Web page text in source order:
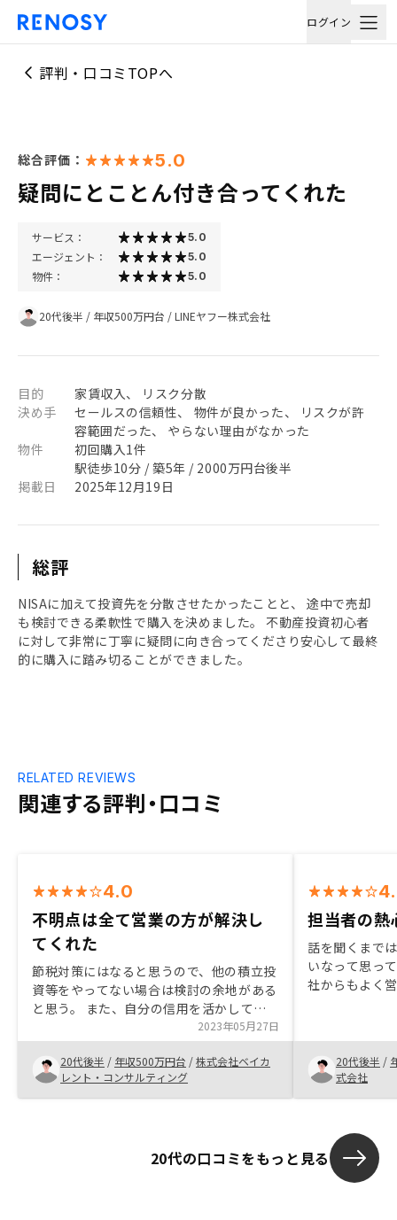
ログイン
評判・口コミTOPへ
総合評価： 5.0
疑問にとことん付き合ってくれた
サービス： 5.0
エージェント： 5.0
物件： 5.0
20代後半 / 年収500万円台 /LINEヤフー株式会社
目的
家賃収入、 リスク分散
決め手
セールスの信頼性、 物件が良かった、 リスクが許
容範囲だった、 やらない理由がなかった
物件
初回購入1件
駅徒歩10分 / 築5年 / 2000万円台後半
掲載日
2025年12月19日
総評
NISAに加えて投資先を分散させたかったことと、 途中で売却
も検討できる柔軟性で購入を決めました。 不動産投資初心者
に対して非常に丁寧に疑問に向き合ってくださり安心して最終
的に購入に踏み切ることができました。
関連する評判・口コミ
RELATED REVIEWS
4.0
不明点は全て営業の方が解決し
てくれた
節税対策にはなると思うので、他の積立投
資等をやってない場合は検討の余地がある
と思う。 また、自分の信用を活かして少
額の積立で物件を購入できる点が良い。
アプリで物件の管理や確定申告の実施まで
一気通貫で対応できるのも良い。特になし
2023年05月27日
20代後半 / 年収500万円台 /株式会社ベイカ
レント・コンサルティング
担当者の熱
話を聞くまで
いなって思っ
社からもよく
してもらった
た！ 20代後半 /
式会社
20代の口コミをもっと見る